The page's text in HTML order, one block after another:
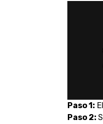
Paso 1:
Paso 2: